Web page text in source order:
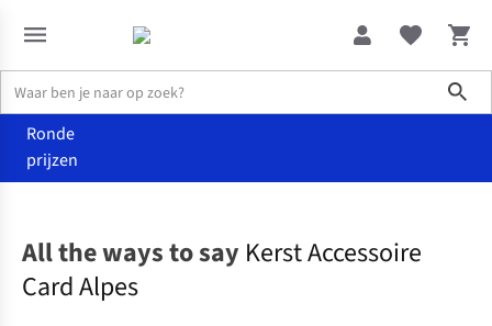
Ronde
prijzen
All the ways to say Kerst Accessoire
Card Alpes